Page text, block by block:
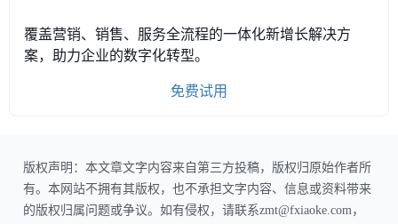
覆盖营销、销售、服务全流程的一体化新增长解决方
案，助力企业的数字化转型。
免费试用
版权声明：本文章文字内容来自第三方投稿，版权归原始作者所
有。本网站不拥有其版权，也不承担文字内容、信息或资料带来
的版权归属问题或争议。如有侵权，请联系zmt@fxiaoke.com，